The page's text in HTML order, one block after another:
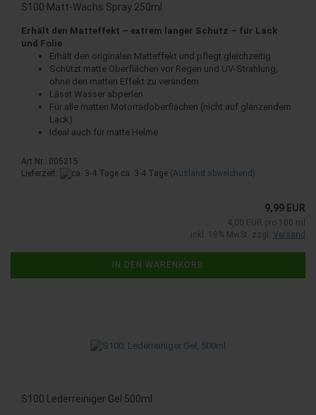
S100 Matt-Wachs Spray 250ml
Erhält den Matteffekt – extrem langer Schutz – für Lack
und Folie
Erhält den originalen Matteffekt und pflegt gleichzeitig
Schützt matte Oberflächen vor Regen und UV-Strahlung,
ohne den matten Effekt zu verändern
Lässt Wasser abperlen
Für alle matten Motorradoberflächen (nicht auf glänzendem
Lack)
Ideal auch für matte Helme
Art.Nr.: 005215
Lieferzeit:
ca. 3-4 Tage (Ausland abweichend)
9,99 EUR
4,00 EUR pro 100 ml
inkl. 19% MwSt. zzgl. Versand
IN DEN WARENKORB
S100 Lederreiniger Gel 500ml